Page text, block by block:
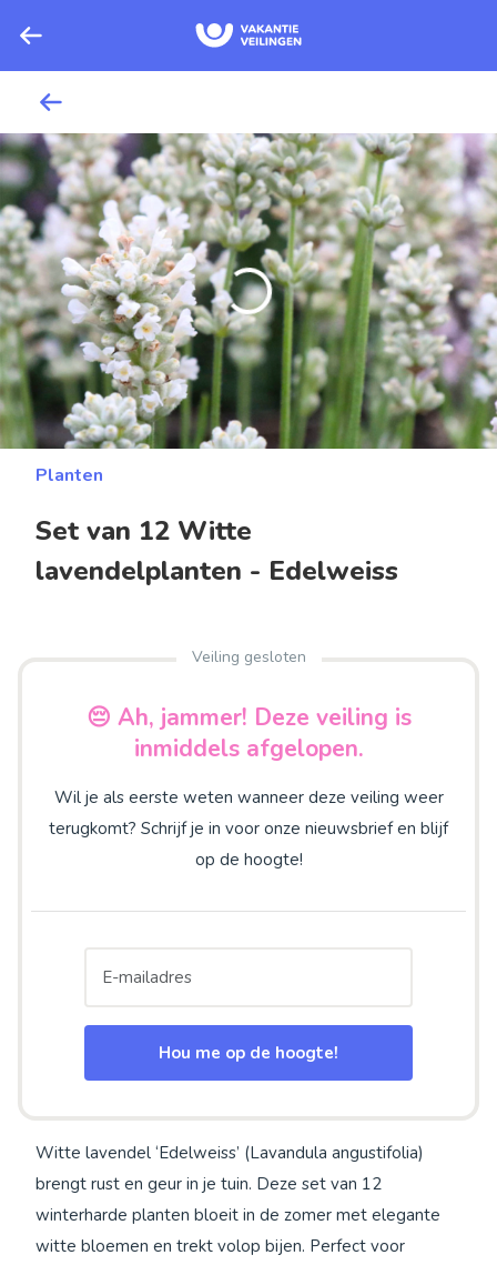
Planten
Set van 12 Witte
lavendelplanten - Edelweiss
Veiling gesloten
😔 Ah, jammer! Deze veiling is
inmiddels afgelopen.
Wil je als eerste weten wanneer deze veiling weer
terugkomt? Schrijf je in voor onze nieuwsbrief en blijf
op de hoogte!
Hou me op de hoogte!
Witte lavendel ‘Edelweiss’ (Lavandula angustifolia)
brengt rust en geur in je tuin. Deze set van 12
winterharde planten bloeit in de zomer met elegante
witte bloemen en trekt volop bijen. Perfect voor